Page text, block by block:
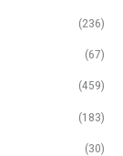
(236)
(67)
(459)
(183)
(30)